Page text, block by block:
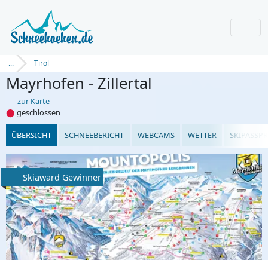
... Tirol
Skiaward Gewinner
Mayrhofen - Zillertal
zur Karte
⬤ geschlossen
ÜBERSICHT SCHNEEBERICHT WEBCAMS WETTER